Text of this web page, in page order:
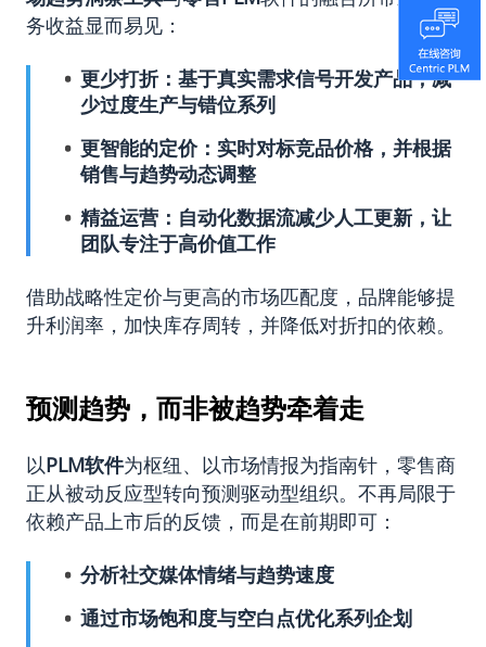
务收益显而易见：
更少打折：基于真实需求信号开发产品，减
少过度生产与错位系列
更智能的定价：实时对标竞品价格，并根据
销售与趋势动态调整
精益运营：自动化数据流减少人工更新，让
团队专注于高价值工作
借助战略性定价与更高的市场匹配度，品牌能够提
升利润率，加快库存周转，并降低对折扣的依赖。
预测趋势，而非被趋势牵着走
以PLM软件为枢纽、以市场情报为指南针，零售商
正从被动反应型转向预测驱动型组织。不再局限于
依赖产品上市后的反馈，而是在前期即可：
分析社交媒体情绪与趋势速度
通过市场饱和度与空白点优化系列企划